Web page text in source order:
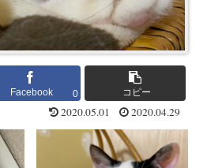
Facebook 0 コピー
2020.05.01 2020.04.29